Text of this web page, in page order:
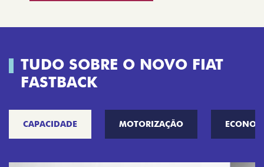
TUDO SOBRE O NOVO FIAT
FASTBACK
CAPACIDADE MOTORIZAÇÃO